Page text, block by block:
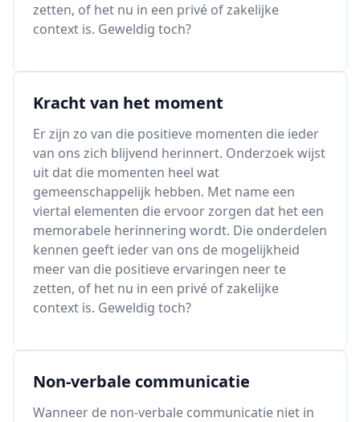
zetten, of het nu in een privé of zakelijke
context is. Geweldig toch?
Kracht van het moment
Er zijn zo van die positieve momenten die ieder
van ons zich blijvend herinnert. Onderzoek wijst
uit dat die momenten heel wat
gemeenschappelijk hebben. Met name een
viertal elementen die ervoor zorgen dat het een
memorabele herinnering wordt. Die onderdelen
kennen geeft ieder van ons de mogelijkheid
meer van die positieve ervaringen neer te
zetten, of het nu in een privé of zakelijke
context is. Geweldig toch?
Non-verbale communicatie
Wanneer de non-verbale communicatie niet in